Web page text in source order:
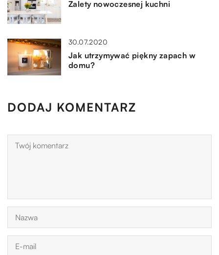
Zalety nowoczesnej kuchni
30.07.2020
Jak utrzymywać piękny zapach w
domu?
DODAJ KOMENTARZ